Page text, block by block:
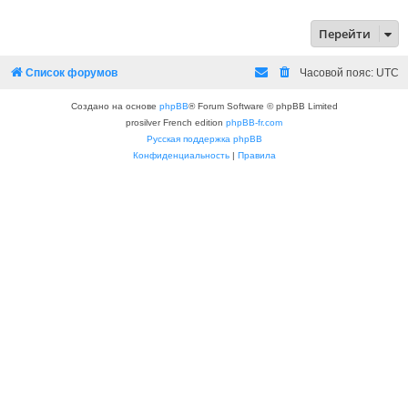
Перейти
Список форумов Часовой пояс: UTC
Создано на основе phpBB® Forum Software © phpBB Limited
prosilver French edition phpBB-fr.com
Русская поддержка phpBB
Конфиденциальность| Правила